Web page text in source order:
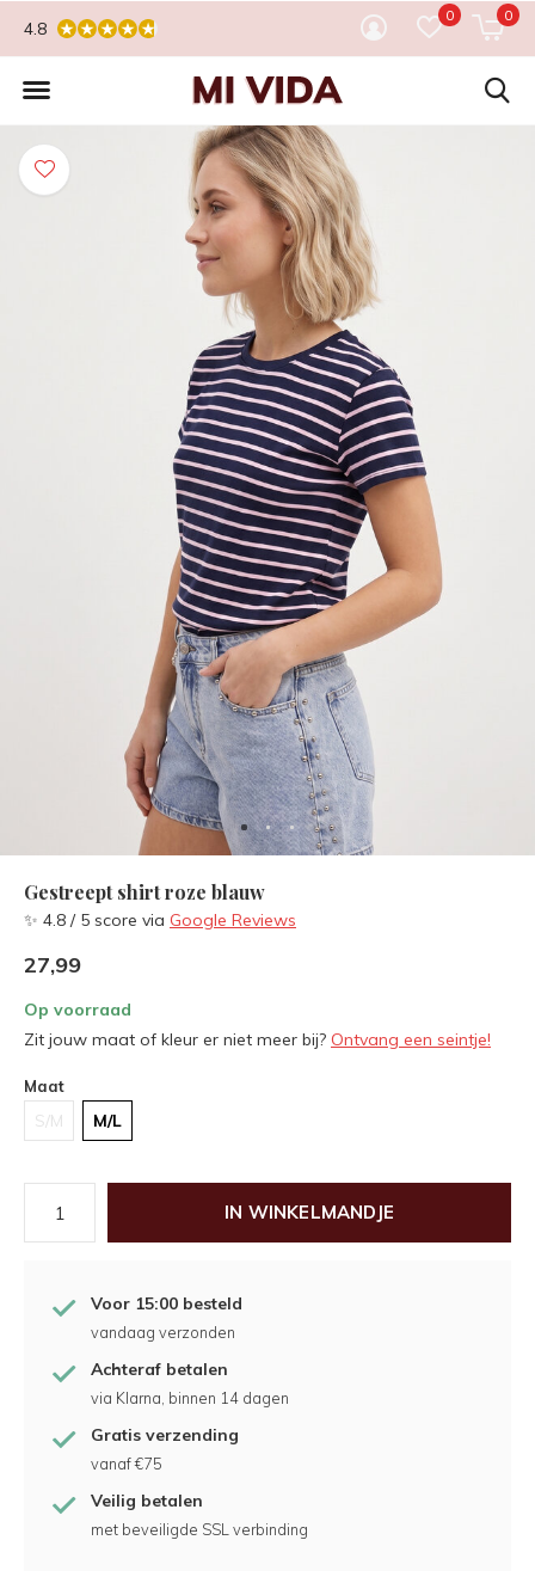
0 0
4.8
Gestreept shirt roze blauw
✨ 4.8 / 5 score via Google Reviews
27,99
Op voorraad
Zit jouw maat of kleur er niet meer bij? Ontvang een seintje!
Maat
S/M M/L
IN WINKELMANDJE
Voor 15:00 besteld
vandaag verzonden
Achteraf betalen
via Klarna, binnen 14 dagen
Gratis verzending
vanaf €75
Veilig betalen
met beveiligde SSL verbinding